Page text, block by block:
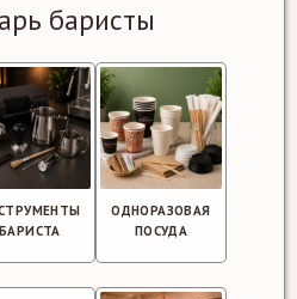
баристы
БАРИСТА
ОДНОРАЗОВАЯ
ПОСУДА